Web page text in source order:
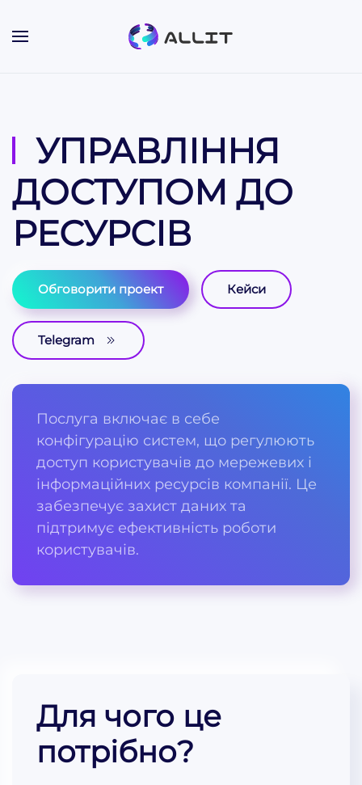
Skip to main content
УПРАВЛІННЯ
ДОСТУПОМ ДО
РЕСУРСІВ
Обговорити проект Кейси
Telegram
Послуга включає в себе
конфігурацію систем, що регулюють
доступ користувачів до мережевих і
інформаційних ресурсів компанії. Це
забезпечує захист даних та
підтримує ефективність роботи
користувачів.
Для чого це
потрібно?